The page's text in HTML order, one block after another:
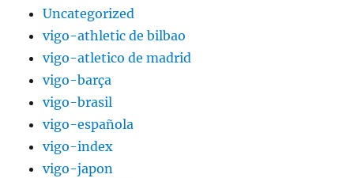
Uncategorized
vigo-athletic de bilbao
vigo-atletico de madrid
vigo-barça
vigo-brasil
vigo-española
vigo-index
vigo-japon